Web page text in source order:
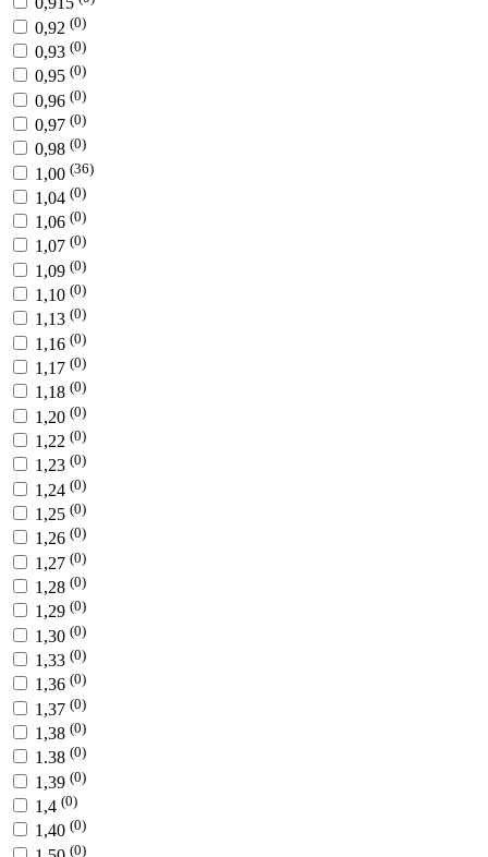
0,92 (0)
0,93 (0)
0,95 (0)
0,96 (0)
0,97 (0)
0,98 (0)
1,00 (36)
1,04 (0)
1,06 (0)
1,07 (0)
1,09 (0)
1,10 (0)
1,13 (0)
1,16 (0)
1,17 (0)
1,18 (0)
1,20 (0)
1,22 (0)
1,23 (0)
1,24 (0)
1,25 (0)
1,26 (0)
1,27 (0)
1,28 (0)
1,29 (0)
1,30 (0)
1,33 (0)
1,36 (0)
1,37 (0)
1,38 (0)
1.38 (0)
1,39 (0)
1,4 (0)
1,40 (0)
(0)